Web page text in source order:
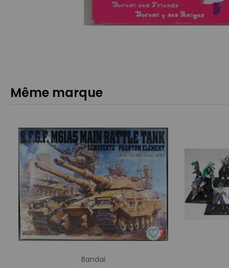
Même marque
Bandai